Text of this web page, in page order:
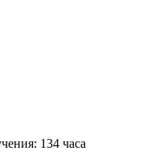
134 часа